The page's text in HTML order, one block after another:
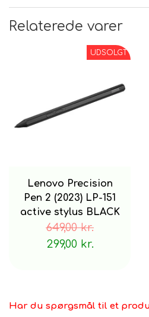
Relaterede varer
UDSOLGT
Lenovo Precision
Pen 2 (2023) LP-151
active stylus BLACK
649,00 kr.
299,00 kr.
Har du spørgsmål til et